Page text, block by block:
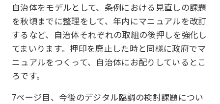
自治体をモデルとして、条例における見直しの課題
を秋頃までに整理をして、年内にマニュアルを改訂
するなど、自治体それぞれの取組の後押しを強化し
てまいります。押印を廃止した時と同様に政府でマ
ニュアルをつくって、自治体にお配りしているとこ
ろです。
7ページ目、今後のデジタル臨調の検討課題につい